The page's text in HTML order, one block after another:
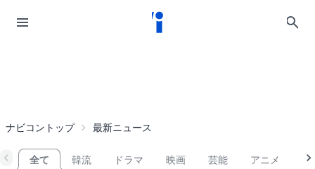
ナビコントップ 最新ニュース
全て 韓流 ドラマ 映画 芸能 アニメ